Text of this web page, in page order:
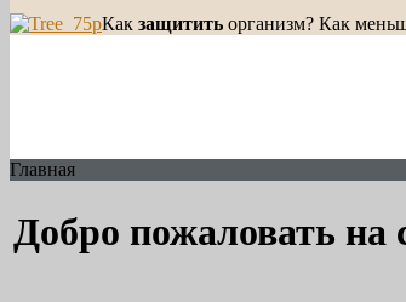
Как защитить организм? Как
Главная
Добро пожаловать